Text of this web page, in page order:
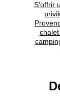
S'offrir